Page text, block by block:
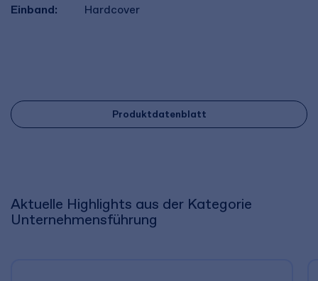
Einband:
Hardcover
Produktdatenblatt
Aktuelle Highlights aus der Kategorie
Unternehmensführung